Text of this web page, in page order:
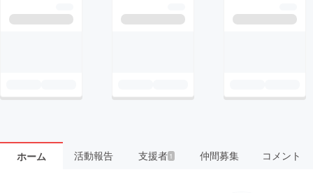
ホーム 活動報告 支援者 1 仲間募集 コメント